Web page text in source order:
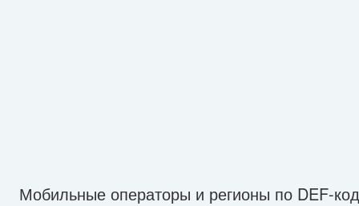
Мобильные операторы и регионы по DEF-